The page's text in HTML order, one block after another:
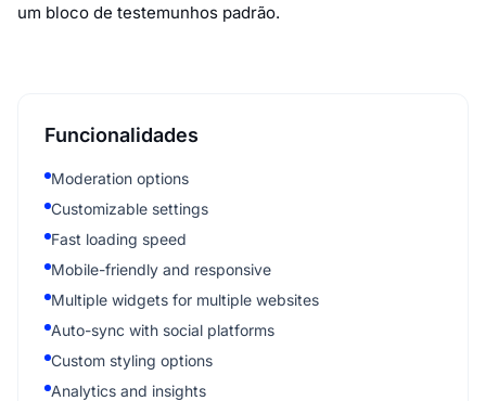
um bloco de testemunhos padrão.
Funcionalidades
Moderation options
Customizable settings
Fast loading speed
Mobile-friendly and responsive
Multiple widgets for multiple websites
Auto-sync with social platforms
Custom styling options
Analytics and insights